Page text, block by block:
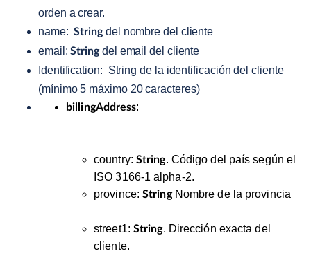
orden a crear.
name: Stringdel nombre del cliente
email:Stringdel email del cliente
Identification: String de la identificación del cliente
(mínimo 5 máximo 20 caracteres)
billingAddress:
country: String. Código del país según el
ISO 3166-1 alpha-2.
province: StringNombre de la provincia
street1: String. Dirección exacta del
cliente.